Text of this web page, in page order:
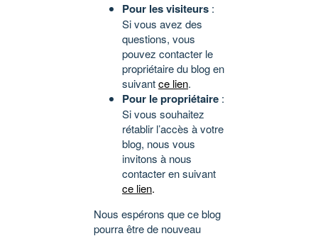
Pour les visiteurs :
Si vous avez des
questions, vous
pouvez contacter le
propriétaire du blog en
suivantce lien.
Pour le propriétaire :
Si vous souhaitez
rétablir l’accès à votre
blog, nous vous
invitons à nous
contacter en suivant
ce lien.
Nous espérons que ce blog
pourra être de nouveau